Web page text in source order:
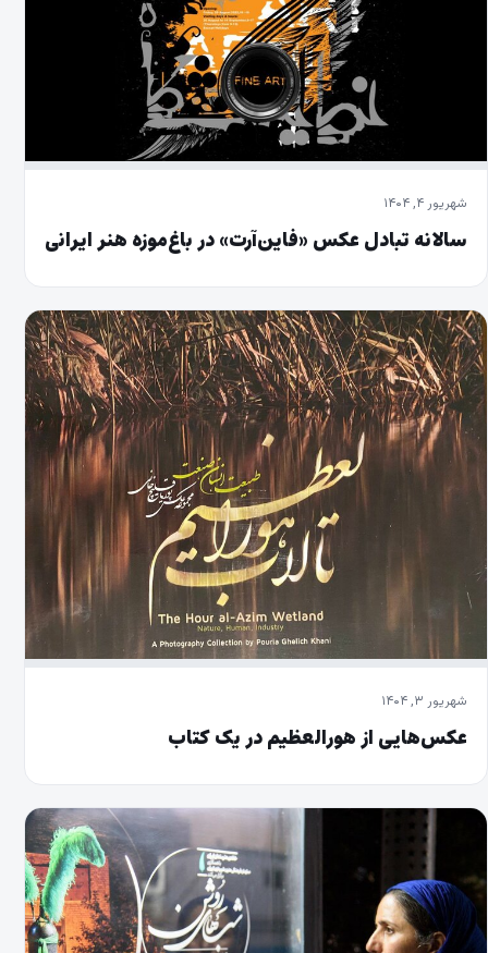
شهریور ۴, ۱۴۰۴
سالانه تبادل عکس «فاین‌آرت» در باغ‌موزه‌ هنر ایرانی
شهریور ۳, ۱۴۰۴
عکس‌هایی از هورالعظیم در یک کتاب